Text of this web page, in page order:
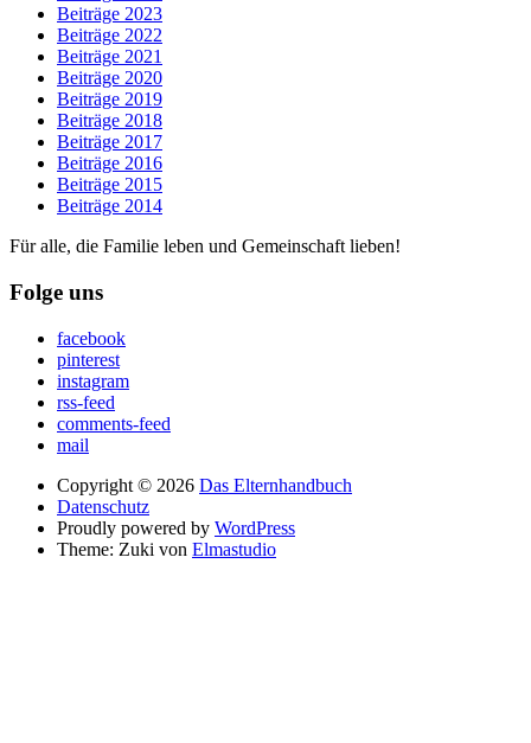
Beiträge 2023
Beiträge 2022
Beiträge 2021
Beiträge 2020
Beiträge 2019
Beiträge 2018
Beiträge 2017
Beiträge 2016
Beiträge 2015
Beiträge 2014
Für alle, die Familie leben und Gemeinschaft lieben!
Folge uns
facebook
pinterest
instagram
rss-feed
comments-feed
mail
Copyright © 2026 Das Elternhandbuch
Datenschutz
Proudly powered by WordPress
Theme: Zuki von Elmastudio